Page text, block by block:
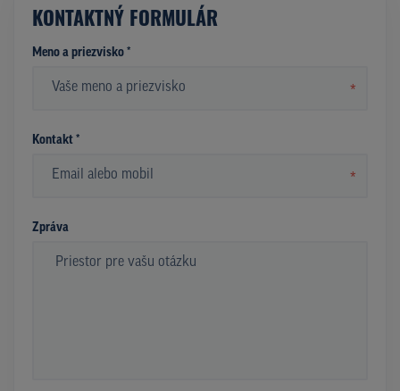
KONTAKTNÝ FORMULÁR
Meno a priezvisko *
*
Kontakt *
*
Zpráva